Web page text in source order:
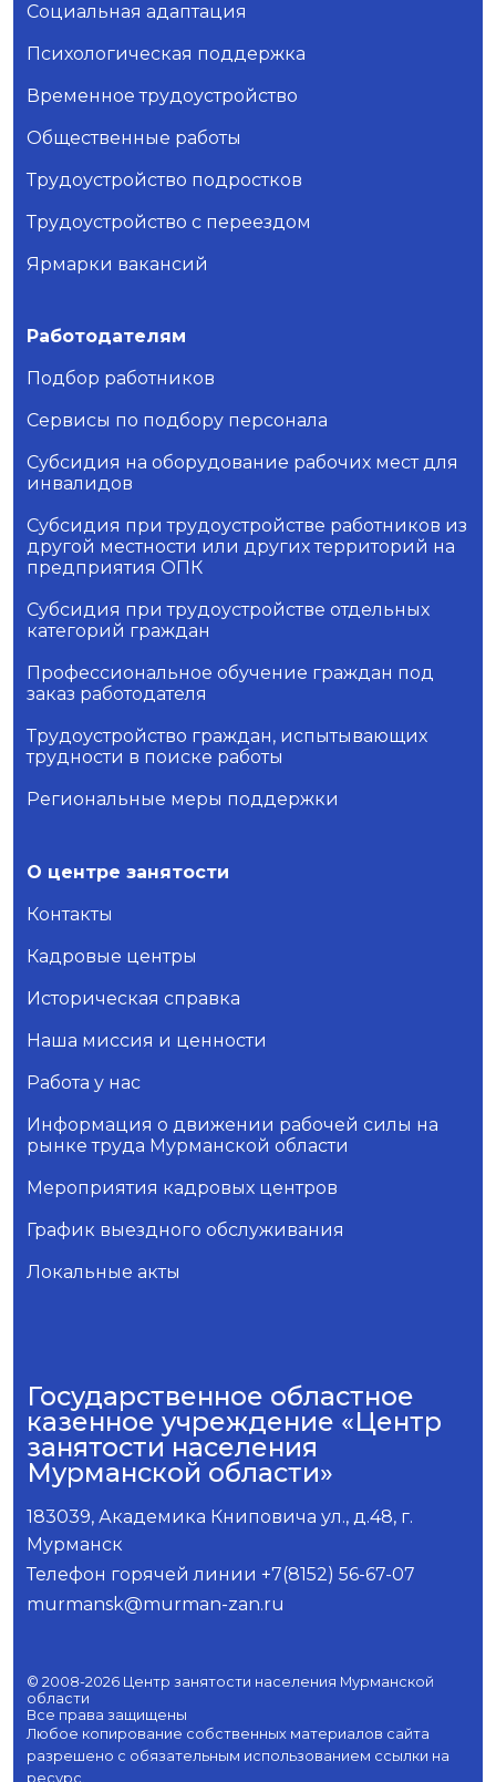
Социальная адаптация
Психологическая поддержка
Временное трудоустройство
Общественные работы
Трудоустройство подростков
Трудоустройство с переездом
Ярмарки вакансий
Работодателям
Подбор работников
Сервисы по подбору персонала
Субсидия на оборудование рабочих мест для
инвалидов
Субсидия при трудоустройстве работников из
другой местности или других территорий на
предприятия ОПК
Субсидия при трудоустройстве отдельных
категорий граждан
Профессиональное обучение граждан под
заказ работодателя
Трудоустройство граждан, испытывающих
трудности в поиске работы
Региональные меры поддержки
О центре занятости
Контакты
Кадровые центры
Историческая справка
Наша миссия и ценности
Работа у нас
Информация о движении рабочей силы на
рынке труда Мурманской области
Мероприятия кадровых центров
График выездного обслуживания
Локальные акты
Государственное областное
казенное учреждение «Центр
занятости населения
Мурманской области»
183039, Академика Книповича ул., д.48, г.
Мурманск
Телефон горячей линии +7(8152) 56-67-07
murmansk@murman-zan.ru
© 2008-2026 Центр занятости населения Мурманской
области
Все права защищены
Любое копирование собственных материалов сайта
разрешено с обязательным использованием ссылки на
ресурс.